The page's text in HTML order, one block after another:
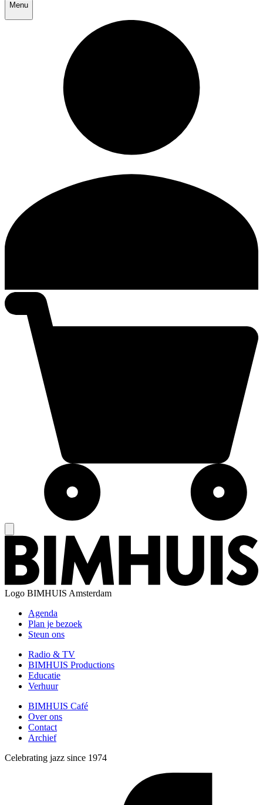
Menu
Logo BIMHUIS Amsterdam
Agenda
Plan je bezoek
Steun ons
Radio & TV
BIMHUIS Productions
Educatie
Verhuur
BIMHUIS Café
Over ons
Contact
Archief
Celebrating jazz since 1974